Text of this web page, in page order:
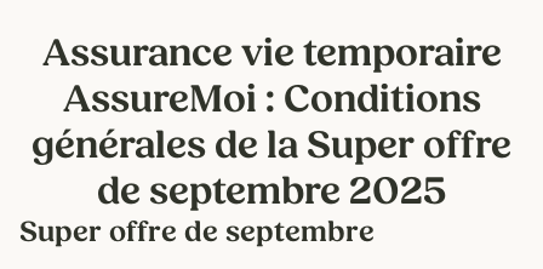
Assurance vie temporaire
AssureMoi : Conditions
générales de la Super offre
de septembre 2025
Super offre de septembre